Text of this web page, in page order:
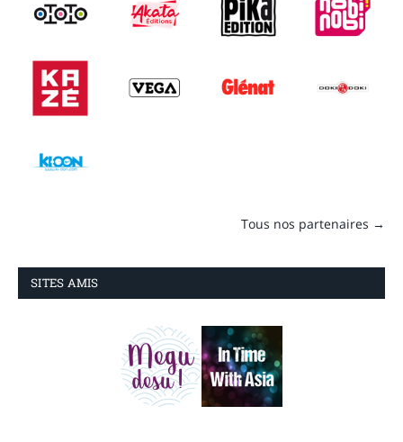
Tous nos partenaires →
SITES AMIS